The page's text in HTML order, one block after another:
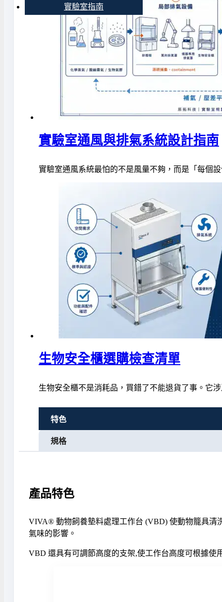
實驗室指南
實驗室通風與排氣系統設計指南
實驗室通風系統最怕的不是風量不夠，而是「每個
生物安全櫃選購檢查清單
生物安全櫃不是消耗品，買錯了不能退貨了事。它
特色
規格
產品特色
VIVA® 動物飼養墊料處理工作台 (VBD) 使動物籠具清
氣味的影響。
VBD 還具有可調節高度的支架,使工作台高度可根據使